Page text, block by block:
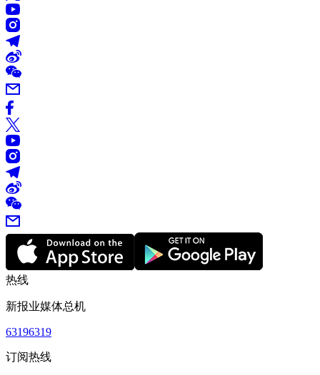
热线
新报业媒体总机
63196319
订阅热线